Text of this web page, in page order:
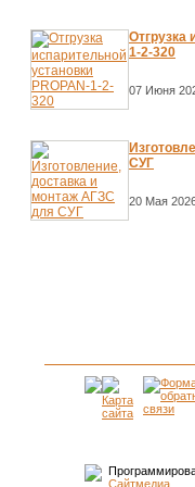
Отгрузка
1-2-320
07 Июня
СУГ
20 Мая 2026
Сайтмедиа